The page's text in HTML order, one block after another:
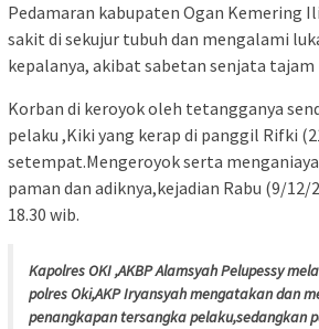
Pedamaran kabupaten Ogan Kemering
sakit di sekujur tubuh dan mengalami
kepalanya, akibat sabetan senjata tajam
Korban di keroyok oleh tetangganya
pelaku ,Kiki yang kerap di panggil Rifki
setempat.Mengeroyok serta
paman dan adiknya,kejadian Rabu (9/12/
18.30 wib.
Kapolres OKI ,AKBP Alamsyah Pelupessy
polres Oki,AKP Iryansyah mengatakan dan
penangkapan tersangka pelaku,sedangkan